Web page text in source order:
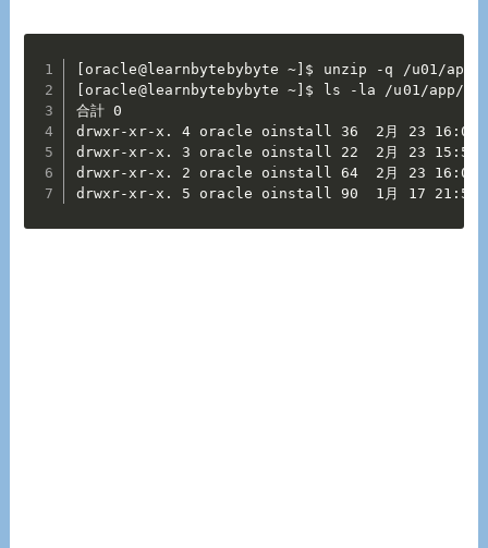
[oracle@learnbytebybyte ~]$ unzip -q /u01/
[oracle@learnbytebybyte ~]$ ls -la /u01/app/
合計 0
drwxr-xr-x. 4 oracle oinstall 36  2月 23 16:05
drwxr-xr-x. 3 oracle oinstall 22  2月 23
drwxr-xr-x. 2 oracle oinstall 64  2月 23 16:05
drwxr-xr-x. 5 oracle oinstall 90  1月 17